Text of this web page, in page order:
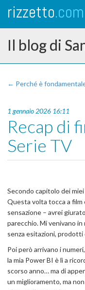
rizzetto.com
Il blog di
← Perché è
1 gennaio 2026 16:11
Recap di
Serie TV
Secondo capitolo dei
Questa volta tocca a film
sensazione – avrei
parecchio. Mi venivano
senza esitazioni,
Poi però arrivano i
la mia Power BI è lì a
scorso anno… ma di
un miglioramento, ma